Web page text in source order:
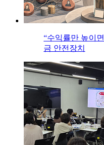
“수익률만 높이
금 안전장치